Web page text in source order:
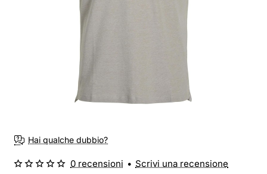
Hai qualche dubbio?
0 recensioni • Scrivi una recensione